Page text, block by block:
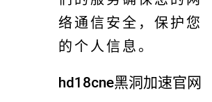
络通信安全，保护您
的个人信息。
hd18cne黑洞加速官网